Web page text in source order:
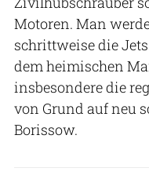
Motoren. Man
schrittweise die
dem heimischen
insbesondere die
von Grund auf neu
Borissow.